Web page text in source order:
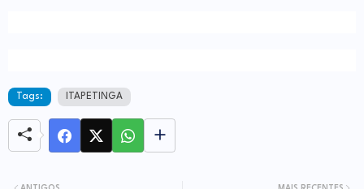
Tags: ITAPETINGA